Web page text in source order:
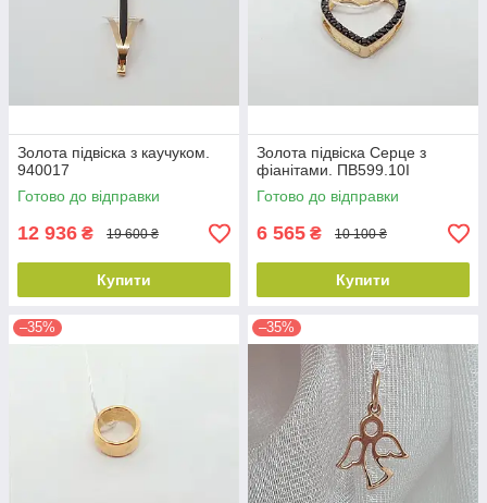
Золота підвіска з каучуком.
940017
Готово до відправки
12 936 ₴ 19 600 ₴
Купити
Золота підвіска Серце з
фіанітами. ПВ599.10І
Готово до відправки
6 565 ₴ 10 100 ₴
Купити
–35% –35%